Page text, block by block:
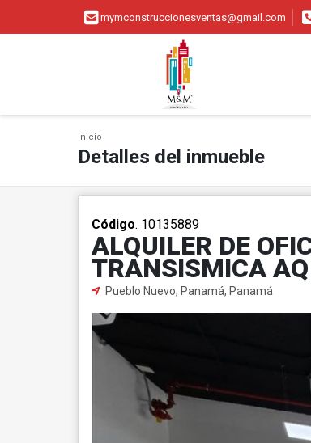
mymconstruccionesventas@gmail.com
Inicio
Detalles del inmueble
Código. 10135889
ALQUILER DE
TRANSISMICA AQ
Pueblo Nuevo, Panamá, Panamá